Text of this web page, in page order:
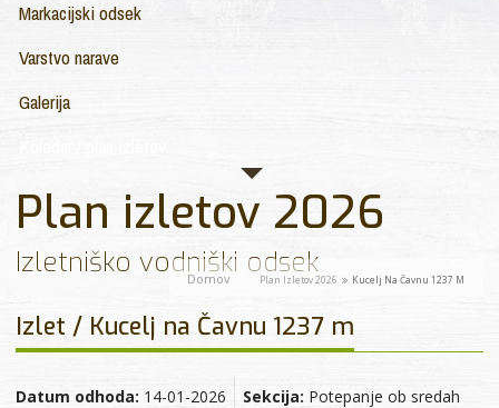
Markacijski odsek
Varstvo narave
Galerija
Domov Plan Izletov 2026 Kucelj Na Čavnu 1237 M
Plan izletov 2026
Izletniško vodniški odsek
Izlet / Kucelj na Čavnu 1237 m
Datum odhoda: 14-01-2026 Sekcija: Potepanje ob sredah